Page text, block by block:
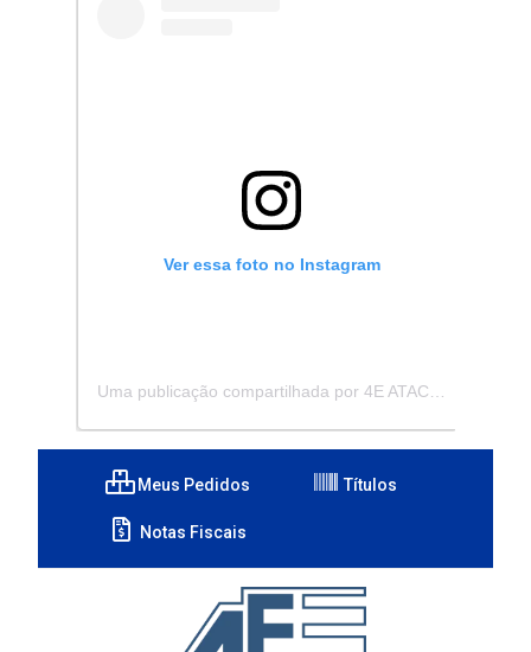
Ver essa foto no Instagram
Meus Pedidos Títulos
Notas Fiscais